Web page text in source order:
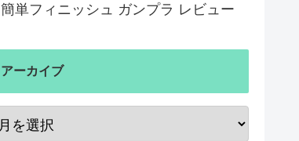
簡単フィニッシュ ガンプラ レビュー
アーカイブ